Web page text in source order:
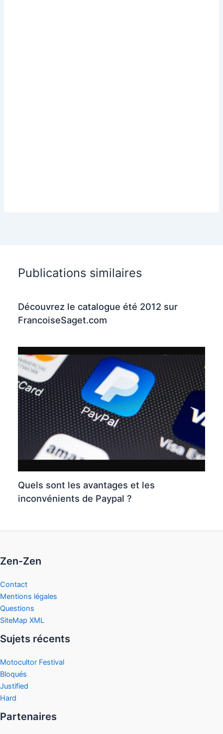
Publications similaires
Découvrez le catalogue été 2012 sur
FrancoiseSaget.com
Quels sont les avantages et les
inconvénients de Paypal ?
Zen-Zen
Contact
Mentions légales
Questions
SiteMap XML
Sujets récents
Motocultor Festival
Bloqués
Justified
Hard
Partenaires